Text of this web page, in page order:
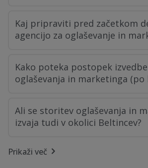
Kaj pripraviti pred začetkom
agencijo za oglaševanje in
Kako poteka postopek
oglaševanja in marketinga (po
Ali se storitev oglaševanja in
izvaja tudi v okolici Beltincev?
Kaj vpliva na obseg dela in
Prikaži več